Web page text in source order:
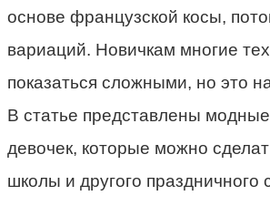
основе французской косы,
вариаций. Новичкам многие
показаться сложными, но это
В статье представлены
девочек, которые можно
школы и другого праздничного